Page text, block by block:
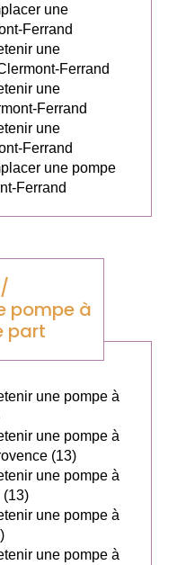
une
Ferrand
une
Ferrand
une
Ferrand
une
Ferrand
une pompe
Ferrand
pompe à
part
une pompe à
une pompe à
(13)
une pompe à
(13)
une pompe à
une pompe à